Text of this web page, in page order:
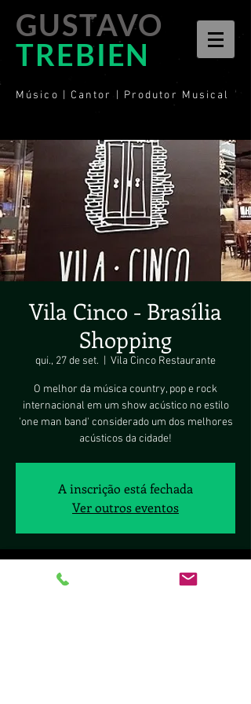
GUSTAVO
TREBIEN
Músico | Cantor | Produtor Musical
Vila Cinco - Brasília
Shopping
qui., 27 de set. Vila Cinco Restaurante
O melhor da música country, pop e rock
internacional em um show acústico no estilo
'one man band' considerado um dos melhores
acústicos da cidade!
A inscrição está fechada
Ver outros eventos
Horário e local